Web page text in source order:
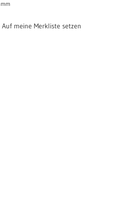
mm
Auf meine Merkliste setzen